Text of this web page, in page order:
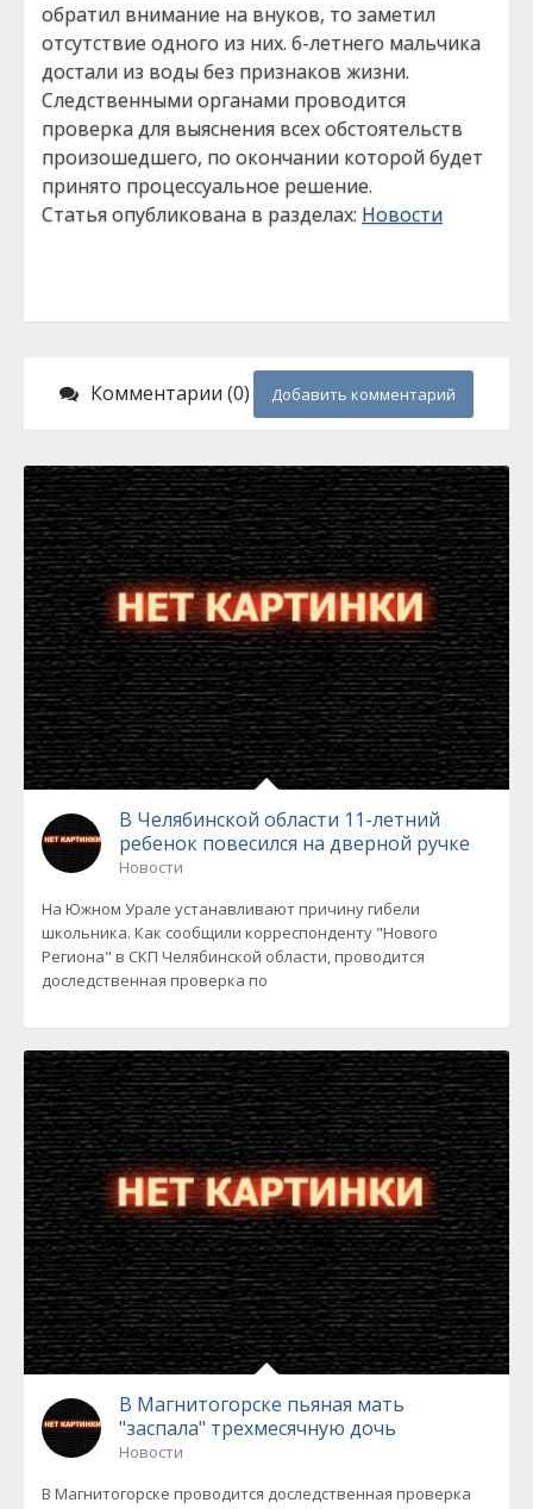
обратил внимание на внуков, то заметил
отсутствие одного из них. 6-летнего мальчика
достали из воды без признаков жизни.
Следственными органами проводится
проверка для выяснения всех обстоятельств
произошедшего, по окончании которой будет
принято процессуальное решение.
Статья опубликована в разделах: Новости
Комментарии (0) Добавить комментарий
В Челябинской области 11-летний
ребенок повесился на дверной ручке
Новости
На Южном Урале устанавливают причину гибели
школьника. Как сообщили корреспонденту "Нового
Региона" в СКП Челябинской области, проводится
доследственная проверка по
В Магнитогорске пьяная мать
"заспала" трехмесячную дочь
Новости
В Магнитогорске проводится доследственная проверка